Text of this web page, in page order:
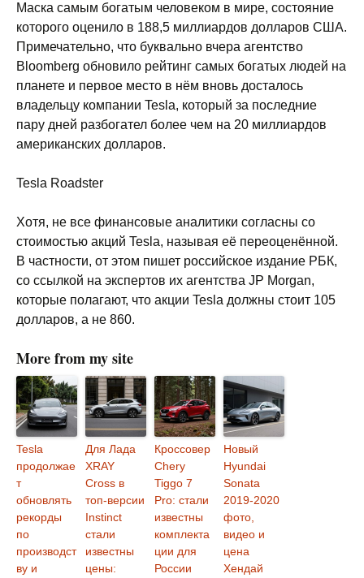
Маска самым богатым человеком в мире, состояние
которого оценило в 188,5 миллиардов долларов США.
Примечательно, что буквально вчера агентство
Bloomberg обновило рейтинг самых богатых людей на
планете и первое место в нём вновь досталось
владельцу компании Tesla, который за последние
пару дней разбогател более чем на 20 миллиардов
американских долларов.
Tesla Roadster
Хотя, не все финансовые аналитики согласны со
стоимостью акций Tesla, называя её переоценённой.
В частности, от этом пишет российское издание РБК,
со ссылкой на экспертов их агентства JP Morgan,
которые полагают, что акции Tesla должны стоит 105
долларов, а не 860.
More from my site
Tesla
продолжае
т
обновлять
рекорды
по
производст
ву и
Для Лада
XRAY
Cross в
топ-версии
Instinct
стали
известны
цены:
Кроссовер
Chery
Tiggo 7
Pro: стали
известны
комплекта
ции для
России
Новый
Hyundai
Sonata
2019-2020
фото,
видео и
цена
Хендай